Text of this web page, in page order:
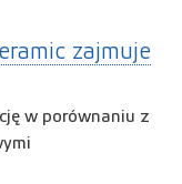
zajmuje
w porównaniu z